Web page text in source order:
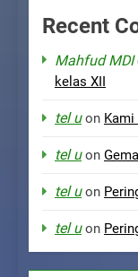
Recent
Mahfud MDI
kelas XII
tel uon Kami
tel uon
tel uon
tel uon